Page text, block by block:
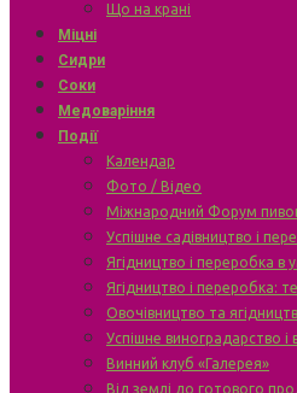
Що на крані
Міцні
Сидри
Соки
Медоваріння
Події
Календар
Фото / Відео
Міжнародний Форум
Успішне садівництво і
Ягідництво і переробка в
Ягідництво і переробка:
Овочівництво та
Успішне виноградарство і
Винний клуб «Галерея»
Від землі до готового